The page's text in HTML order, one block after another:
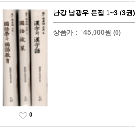
난강 남광우 문집 1~3 (3권)
상품가 : 45,000원 (0)
0